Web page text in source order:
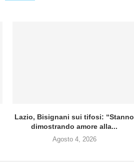
Lazio, Bisignani sui tifosi: “Stanno
dimostrando amore alla...
Agosto 4, 2026